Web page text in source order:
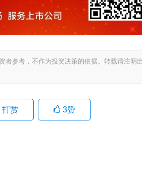
参考，不作为投资决策的依据。转载请注明出
打赏 3赞